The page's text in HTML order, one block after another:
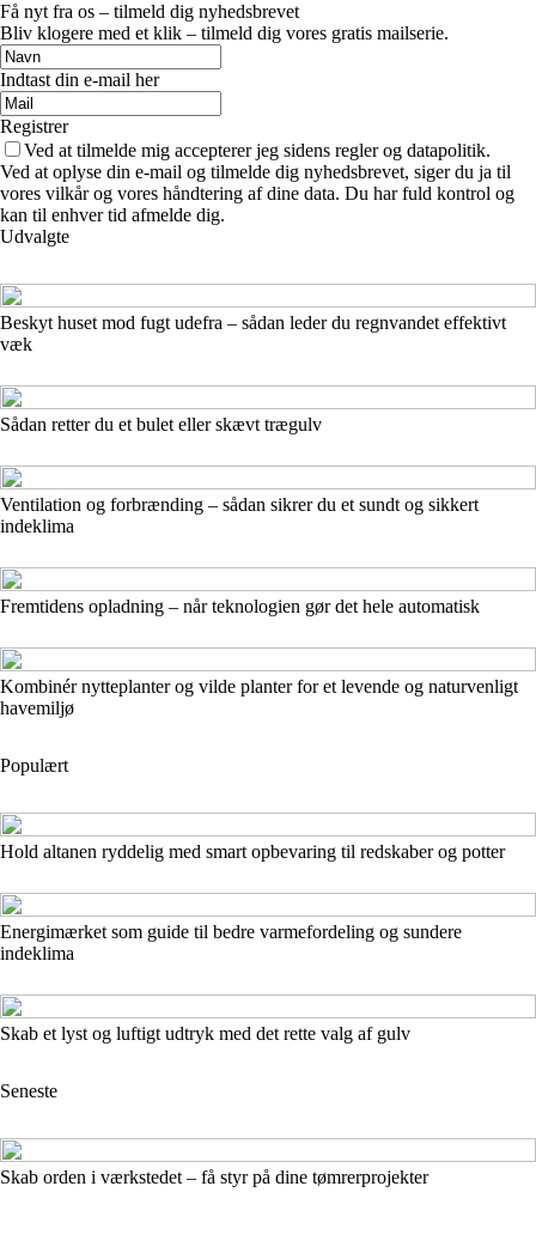
Få nyt fra os – tilmeld dig nyhedsbrevet
Bliv klogere med et klik – tilmeld dig vores gratis mailserie.
Indtast din e-mail her
Registrer
Ved at tilmelde mig accepterer jeg sidens regler og datapolitik.
Ved at oplyse din e-mail og tilmelde dig nyhedsbrevet, siger du ja til
vores vilkår og vores håndtering af dine data. Du har fuld kontrol og
kan til enhver tid afmelde dig.
Udvalgte
Beskyt huset mod fugt udefra – sådan leder du regnvandet effektivt
væk
Sådan retter du et bulet eller skævt trægulv
Ventilation og forbrænding – sådan sikrer du et sundt og sikkert
indeklima
Fremtidens opladning – når teknologien gør det hele automatisk
Kombinér nytteplanter og vilde planter for et levende og naturvenligt
havemiljø
Populært
Hold altanen ryddelig med smart opbevaring til redskaber og potter
Energimærket som guide til bedre varmefordeling og sundere
indeklima
Skab et lyst og luftigt udtryk med det rette valg af gulv
Seneste
Skab orden i værkstedet – få styr på dine tømrerprojekter